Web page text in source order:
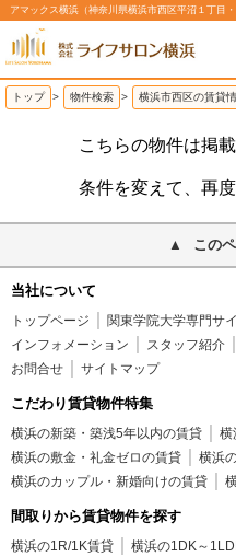
トップ > 物件検索 > 横浜市西区の賃貸
こちらの物件は掲
条件を変えて、再
この
当社について
トップページ 関東学院大学専門サ
インフォメーション
スタッフ紹介
お問合せ
サイトマップ
こだわり賃貸物件特集
横浜の新築・築浅5年以内の賃貸
横
横浜の敷金・礼金ゼロの賃貸
横浜
横浜のカップル・新婚向けの賃貸
間取りから賃貸物件を探す
横浜の1R/1K賃貸 横浜の1DK～